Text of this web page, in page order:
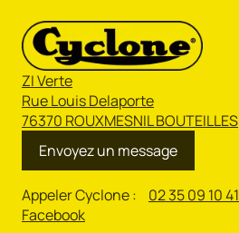
ZI Verte
Rue Louis Delaporte
76370 ROUXMESNIL BOUTEILLES
Envoyez un message
Appeler Cyclone : 02 35 09 10 41
Facebook